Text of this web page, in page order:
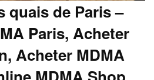
quais de Paris –
Paris, Acheter
Acheter MDMA